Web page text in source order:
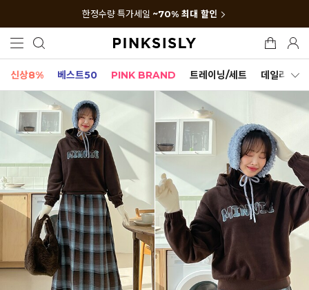
한정수량 특가세일 ~70% 최대 할인
신상8% 베스트50 PINK BRAND 트레이닝/세트 데일리세트